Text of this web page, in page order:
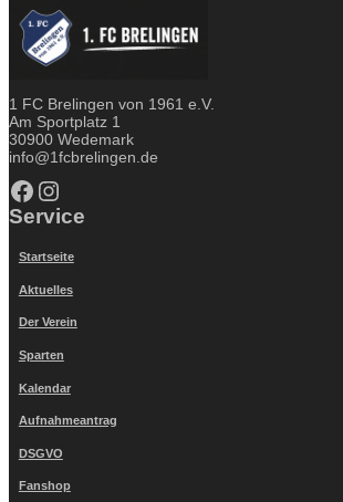
1 FC Brelingen von 1961 e.V.
Am Sportplatz 1
30900 Wedemark
info@1fcbrelingen.de
Facebook Instagram
Service
Startseite
Aktuelles
Der Verein
Sparten
Kalendar
Aufnahmeantrag
DSGVO
Fanshop